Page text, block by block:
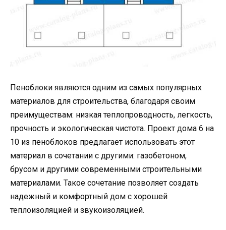
Пеноблоки являются одним из самых популярных
материалов для строительства, благодаря своим
преимуществам: низкая теплопроводность, легкость,
прочность и экологическая чистота. Проект дома 6 на
10 из пеноблоков предлагает использовать этот
материал в сочетании с другими: газобетоном,
брусом и другими современными строительными
материалами. Такое сочетание позволяет создать
надежный и комфортный дом с хорошей
теплоизоляцией и звукоизоляцией.